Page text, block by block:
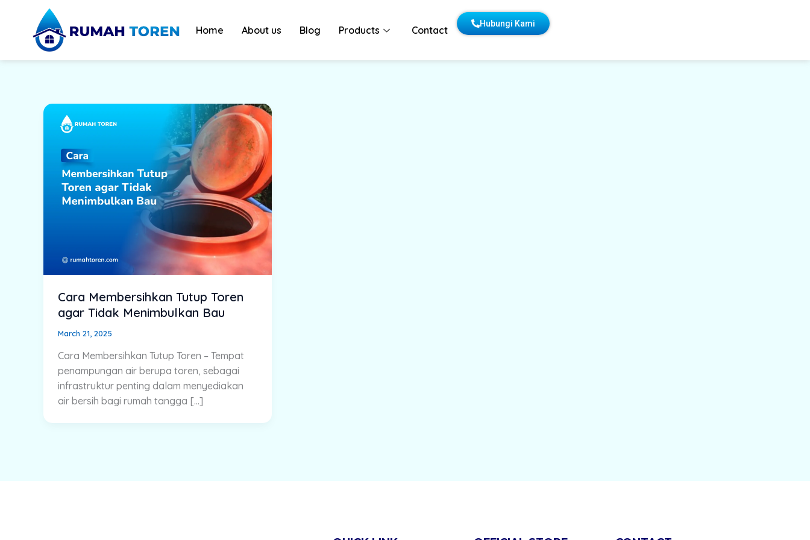
content
Home About us Blog Products Contact
Hubungi Kami
Cara Membersihkan Tutup Toren
agar Tidak Menimbulkan Bau
March 21, 2025
Cara Membersihkan Tutup Toren – Tempat
penampungan air berupa toren, sebagai
infrastruktur penting dalam menyediakan
air bersih bagi rumah tangga […]